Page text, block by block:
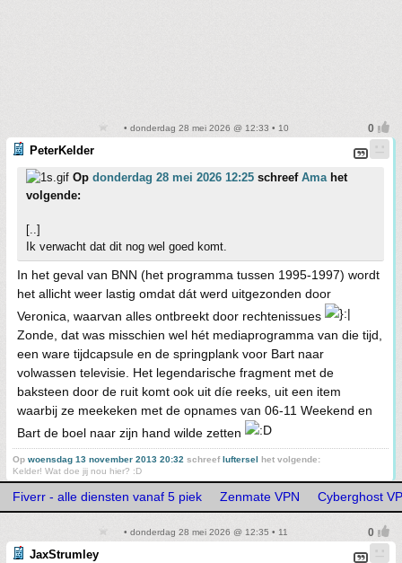
• donderdag 28 mei 2026 @ 12:33 • 10
PeterKelder
Op donderdag 28 mei 2026 12:25 schreef Amahet
volgende:
[..]
Ik verwacht dat dit nog wel goed komt.
In het geval van BNN (het programma tussen 1995-1997) wordt
het allicht weer lastig omdat dát werd uitgezonden door
Veronica, waarvan alles ontbreekt door rechtenissues
Zonde, dat was misschien wel hét mediaprogramma van die tijd,
een ware tijdcapsule en de springplank voor Bart naar
volwassen televisie. Het legendarische fragment met de
baksteen door de ruit komt ook uit díe reeks, uit een item
waarbij ze meekeken met de opnames van 06-11 Weekend en
Bart de boel naar zijn hand wilde zetten
Op woensdag 13 november 2013 20:32 schreefluftersel het volgende:
Kelder! Wat doe jij nou hier? :D
Fiverr - alle diensten vanaf 5 piek Zenmate VPN Cyberghost
• donderdag 28 mei 2026 @ 12:35 • 11
JaxStrumley